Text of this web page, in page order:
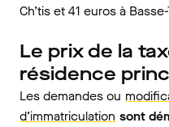
Ch’tis et 41 euros à
Le prix de la
résidence
Les demandes ou
d’immatriculation sont